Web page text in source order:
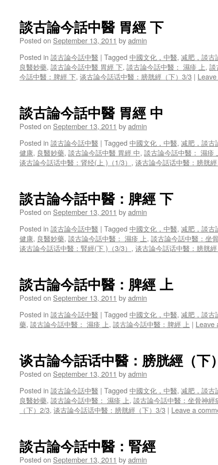
談古論今話中醫 胃經 下
Posted on September 13, 2011 byadmin
Posted in 談古論今話中醫 | Tagged 中國文化，中醫, 减肥，談古
良醫妙藥, 談古論今話中醫 胃經 下, 談古論今話中醫： 濕疹 上, 談
今話中醫：脾經 下, 谈古論今話话中醫：膀胱經（下）3/3 |
談古論今話中醫 胃經 中
Posted on September 13, 2011 byadmin
Posted in 談古論今話中醫 | Tagged 中國文化，中醫, 减肥，談古
健康, 良醫妙藥, 談古論今話中醫 胃經 中, 談古論今話中醫： 濕疹
谈古論今話话中醫：肾经(上 )（1/3） , 谈古論今話话中醫：膀胱
談古論今話中醫：脾經 下
Posted on September 13, 2011 byadmin
Posted in 談古論今話中醫 | Tagged 中國文化，中醫, 减肥，談古
健康, 良醫妙藥, 談古論今話中醫： 濕疹 上, 談古論今話中醫：坐
谈古論今話话中醫：腎經(下 )（3/3） , 谈古論今話话中醫：膀胱
談古論今話中醫：脾經 上
Posted on September 13, 2011 byadmin
Posted in 談古論今話中醫 | Tagged 中國文化，中醫, 减肥，談古
藥, 談古論今話中醫： 濕疹 上, 談古論今話中醫：脾經 上 | Leave
谈古論今話话中醫：膀胱經（下
Posted on September 13, 2011 byadmin
Posted in 談古論今話中醫 | Tagged 中國文化，中醫, 减肥，談古
良醫妙藥, 談古論今話中醫： 濕疹 上, 談古論今話中醫：坐骨神經
（下）2/3, 谈古論今話话中醫：膀胱經（下）3/3 | Leave a
談古論今話中醫：腎經
Posted on September 13, 2011 byadmin